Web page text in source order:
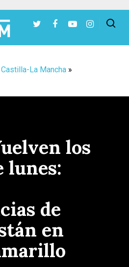
Castilla-La Mancha »
los
lunes:
de
en